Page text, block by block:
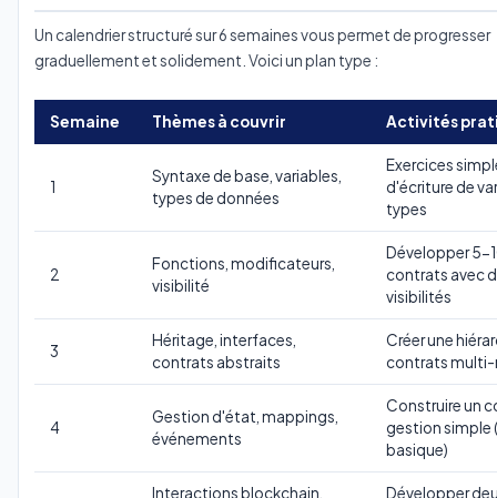
Un calendrier structuré sur 6 semaines vous permet de progresser
graduellement et solidement. Voici un plan type :
Semaine Thèmes à couvrir Activités
1
Syntaxe de base, variables,
types de données
Exercices
d'écriture de
types
2
Fonctions, modificateurs,
visibilité
Développer 5-
contrats avec
visibilités
3
Héritage, interfaces,
contrats abstraits
Créer une
contrats multi-
4
Gestion d'état, mappings,
événements
Construire un
gestion simple
basique)
Interactions blockchain,
Développer